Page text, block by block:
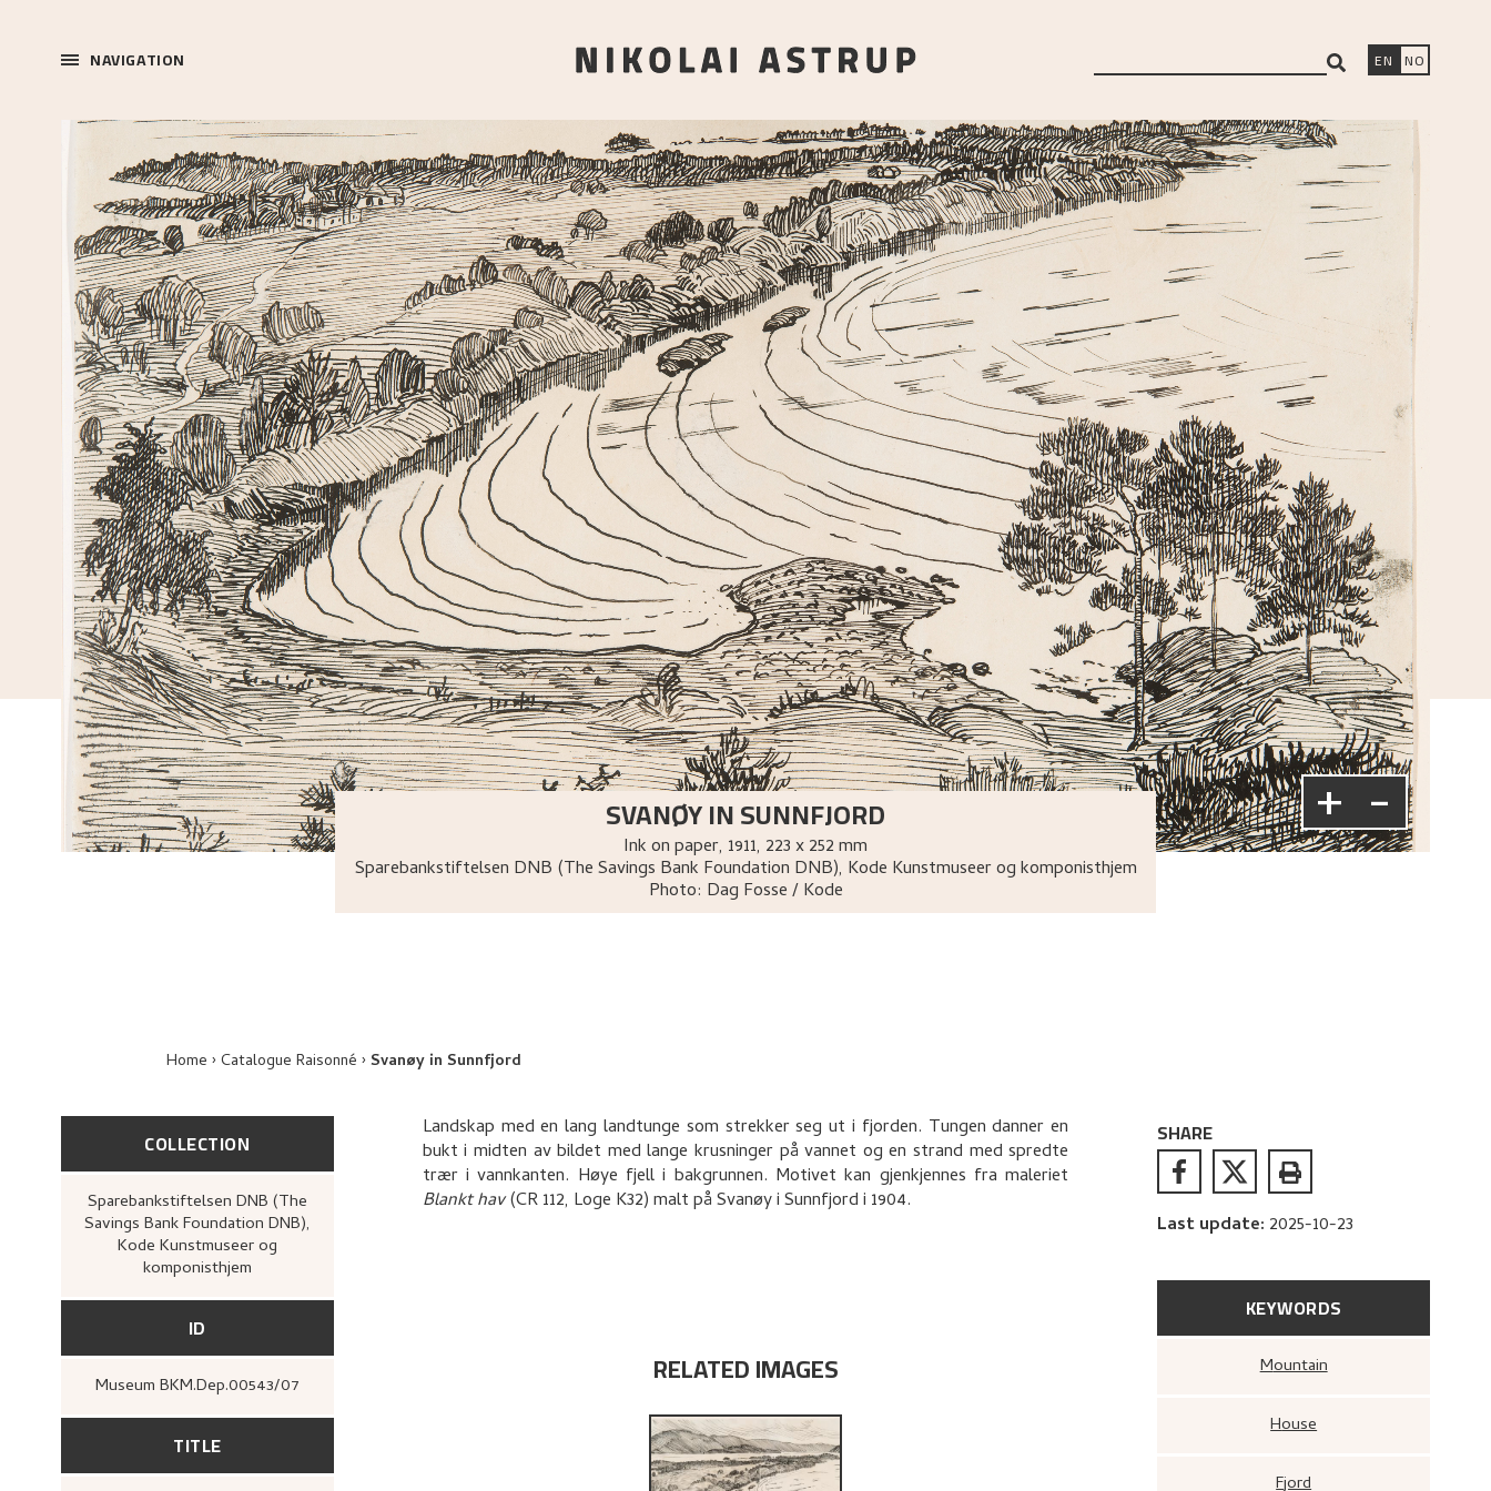
NAVIGATION EN NO
+ -
SVANØY IN SUNNFJORD
Ink on paper, 1911, 223 x 252 mm
Sparebankstiftelsen DNB (The Savings Bank Foundation DNB), Kode Kunstmuseer og komponisthjem
Photo: Dag Fosse / Kode
Home Catalogue Raisonné Svanøy in Sunnfjord
COLLECTION
Sparebankstiftelsen DNB (The
Savings Bank Foundation DNB),
Kode Kunstmuseer og
komponisthjem
ID
Museum BKM.Dep.00543/07
TITLE
Landskap med en lang landtunge som strekker seg ut i fjorden. Tungen danner en
bukt i midten av bildet med lange krusninger på vannet og en strand med spredte
trær i vannkanten. Høye fjell i bakgrunnen. Motivet kan gjenkjennes fra maleriet
Blankt hav(CR 112, Loge K32) malt på Svanøy i Sunnfjord i 1904.
RELATED IMAGES
SHARE
Last update: 2025-10-23
KEYWORDS
Mountain
House
Fjord